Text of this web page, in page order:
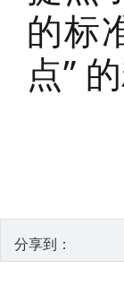
的标
点”
分享到：